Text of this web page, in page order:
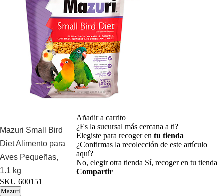
Mazuri Small Bird
Diet Alimento para
Aves Pequeñas,
1.1 kg
SKU 600151
Mazuri
Añadir a carrito
¿Es la sucursal más cercana a ti?
Elegiste para recoger en tu tienda
¿Confirmas la recolección de este artículo
aquí?
No, elegir otra tienda Sí, recoger en tu tienda
Compartir